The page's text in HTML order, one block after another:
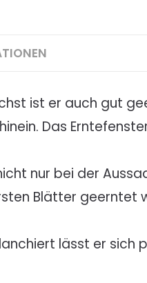
ist er auch gut
Das
nur bei der
Blätter geerntet
lässt er sich